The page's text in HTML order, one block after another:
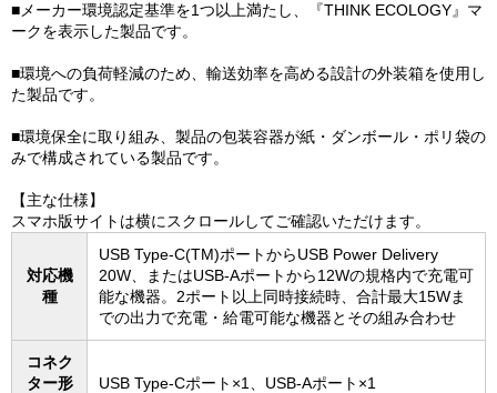
■メーカー環境認定基準を1つ以上満たし、『THINK ECOLOGY』マ
ークを表示した製品です。
■環境への負荷軽減のため、輸送効率を高める設計の外装箱を使用し
た製品です。
■環境保全に取り組み、製品の包装容器が紙・ダンボール・ポリ袋の
みで構成されている製品です。
【主な仕様】
スマホ版サイトは横にスクロールしてご確認いただけます。
対応機
種
USB Type-C(TM)ポートからUSB Power Delivery
20W、またはUSB-Aポートから12Wの規格内で充電可
能な機器。2ポート以上同時接続時、合計最大15Wま
での出力で充電・給電可能な機器とその組み合わせ
コネク
ター形
USB Type-Cポート×1、USB-Aポート×1